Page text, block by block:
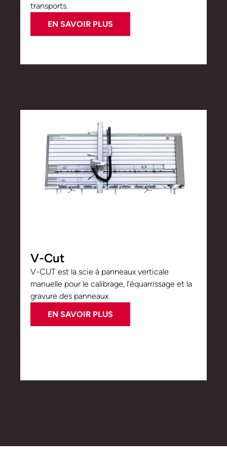
transports.
EN SAVOIR PLUS
V-Cut
V-CUT est la scie à panneaux verticale
manuelle pour le calibrage, l’équarrissage et la
gravure des panneaux.
EN SAVOIR PLUS